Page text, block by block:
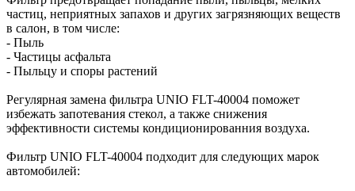
частиц, неприятных запахов и других загрязняющих веществ
в салон, в том числе:
- Пыль
- Частицы асфальта
- Пыльцу и споры растений
Регулярная замена фильтра UNIO FLT-40004 поможет
избежать запотевания стекол, а также снижения
эффективности системы кондиционированния воздуха.
Фильтр UNIO FLT-40004 подходит для следующих марок
автомобилей: